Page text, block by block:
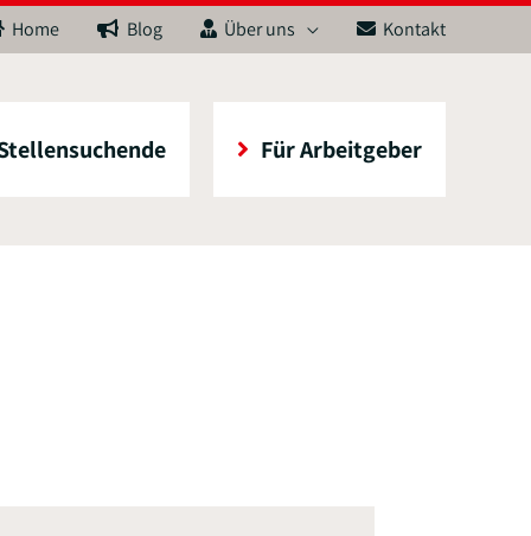
Home Blog Über uns Kontakt
Für Arbeitgeber